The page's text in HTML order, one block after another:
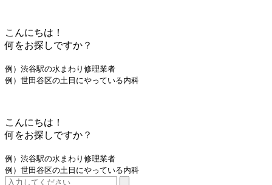
こんにちは！
何をお探しですか？
例）渋谷駅の水まわり修理業者
例）世田谷区の土日にやっている内科
こんにちは！
何をお探しですか？
例）渋谷駅の水まわり修理業者
例）世田谷区の土日にやっている内科